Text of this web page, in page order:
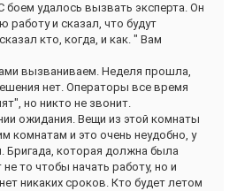
боем удалось вызвать эксперта. Он
работу и сказал, что будут
кто, когда, и как. " Вам
вызваниваем. Неделя прошла,
нет. Операторы все время
но никто не звонит.
ожидания. Вещи из этой комнаты
комнатам и это очень неудобно, у
Бригада, которая должна была
то чтобы начать работу, но и
никаких сроков. Кто будет летом